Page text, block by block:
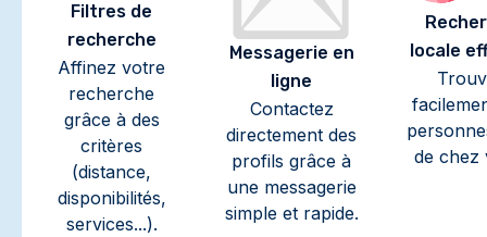
Filtres de
recherche
Affinez votre
recherche
grâce à des
critères
(distance,
disponibilités,
services...).
Messagerie en
ligne
Contactez
directement des
profils grâce à
une messagerie
simple et rapide.
locale
de chez